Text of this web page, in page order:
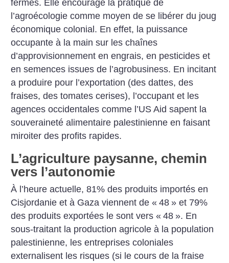
fermes. Elle encourage la pratique de
l’agroécologie comme moyen de se libérer du joug
économique colonial. En effet, la puissance
occupante à la main sur les chaînes
d’approvisionnement en engrais, en pesticides et
en semences issues de l’agrobusiness. En incitant
a produire pour l’exportation (des dattes, des
fraises, des tomates cerises), l’occupant et les
agences occidentales comme l’US Aid sapent la
souveraineté alimentaire palestinienne en faisant
miroiter des profits rapides.
L’agriculture paysanne, chemin
vers l’autonomie
À l’heure actuelle, 81% des produits importés en
Cisjordanie et à Gaza viennent de « 48 » et 79%
des produits exportées le sont vers « 48 ». En
sous-traitant la production agricole à la population
palestinienne, les entreprises coloniales
externalisent les risques (si le cours de la fraise